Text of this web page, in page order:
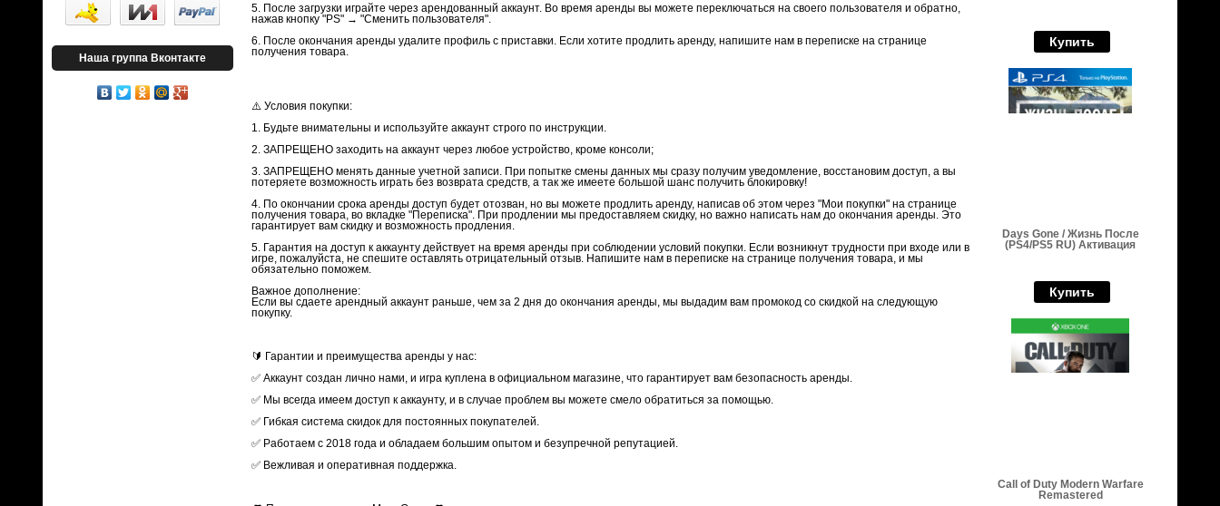
Наша группа Вконтакте
Купить
Days Gone / Жизнь После
(PS4/PS5 RU) Активация
Купить
Call of Duty Modern Warfare
Remastered
5. После загрузки играйте через арендованный аккаунт. Во время аренды вы можете переключаться на своего пользователя и обратно,
нажав кнопку "PS" → "Сменить пользователя".
6. После окончания аренды удалите профиль с приставки. Если хотите продлить аренду, напишите нам в переписке на странице
получения товара.
⚠️ Условия покупки:
1. Будьте внимательны и используйте аккаунт строго по инструкции.
2. ЗАПРЕЩЕНО заходить на аккаунт через любое устройство, кроме консоли;
3. ЗАПРЕЩЕНО менять данные учетной записи. При попытке смены данных мы сразу получим уведомление, восстановим доступ, а вы
потеряете возможность играть без возврата средств, а так же имеете большой шанс получить блокировку!
4. По окончании срока аренды доступ будет отозван, но вы можете продлить аренду, написав об этом через "Мои покупки" на странице
получения товара, во вкладке "Переписка". При продлении мы предоставляем скидку, но важно написать нам до окончания аренды. Это
гарантирует вам скидку и возможность продления.
5. Гарантия на доступ к аккаунту действует на время аренды при соблюдении условий покупки. Если возникнут трудности при входе или в
игре, пожалуйста, не спешите оставлять отрицательный отзыв. Напишите нам в переписке на странице получения товара, и мы
обязательно поможем.
Важное дополнение:
Если вы сдаете арендный аккаунт раньше, чем за 2 дня до окончания аренды, мы выдадим вам промокод со скидкой на следующую
покупку.
🔰 Гарантии и преимущества аренды у нас:
✅ Аккаунт создан лично нами, и игра куплена в официальном магазине, что гарантирует вам безопасность аренды.
✅ Мы всегда имеем доступ к аккаунту, и в случае проблем вы можете смело обратиться за помощью.
✅ Гибкая система скидок для постоянных покупателей.
✅ Работаем с 2018 года и обладаем большим опытом и безупречной репутацией.
✅ Вежливая и оперативная поддержка.